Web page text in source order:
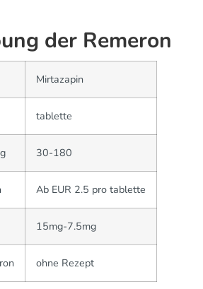
der Remeron
Mirtazapin
tablette
30-180
Ab EUR 2.5 pro tablette
15mg-7.5mg
ohne Rezept